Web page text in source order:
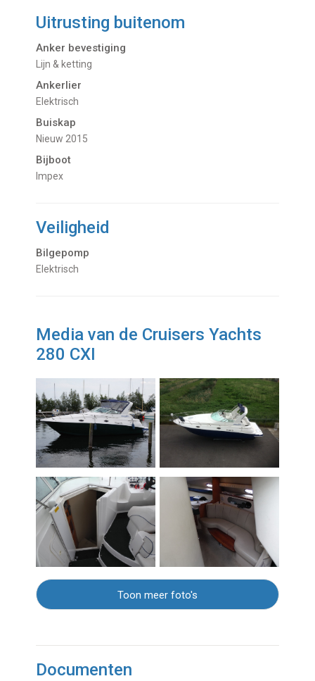
Uitrusting buitenom
Anker bevestiging
Lijn & ketting
Ankerlier
Elektrisch
Buiskap
nieuw 2015
Bijboot
Impex
Veiligheid
Bilgepomp
Elektrisch
Media van de Cruisers Yachts
280 CXI
Toon meer foto's
Documenten